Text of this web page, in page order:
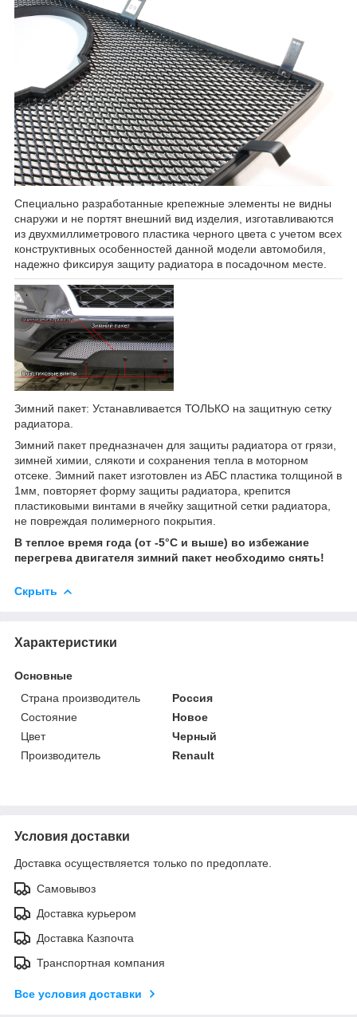
Специально разработанные крепежные элементы не видны
снаружи и не портят внешний вид изделия, изготавливаются
из двухмиллиметрового пластика черного цвета с учетом всех
конструктивных особенностей данной модели автомобиля,
надежно фиксируя защиту радиатора в посадочном месте.
Зимний пакет: Устанавливается ТОЛЬКО на защитную сетку
радиатора.
Зимний пакет предназначен для защиты радиатора от грязи,
зимней химии, слякоти и сохранения тепла в моторном
отсеке. Зимний пакет изготовлен из АБС пластика толщиной в
1мм, повторяет форму защиты радиатора, крепится
пластиковыми винтами в ячейку защитной сетки радиатора,
не повреждая полимерного покрытия.
В теплое время года (от -5°С и выше) во избежание
перегрева двигателя зимний пакет необходимо снять!
Скрыть
Характеристики
Основные
Страна производитель
Россия
Состояние
Новое
Цвет
Черный
Производитель
Renault
Условия доставки
Доставка осуществляется только по предоплате.
Самовывоз
Доставка курьером
Доставка Казпочта
Транспортная компания
Все условия доставки